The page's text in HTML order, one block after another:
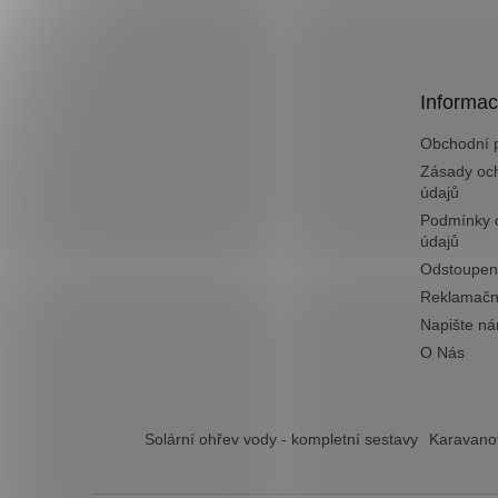
Obchodní
Zásady
údajů
Podmínky
údajů
Napište
O Nás
Solární ohřev vody - kompletní sestavy